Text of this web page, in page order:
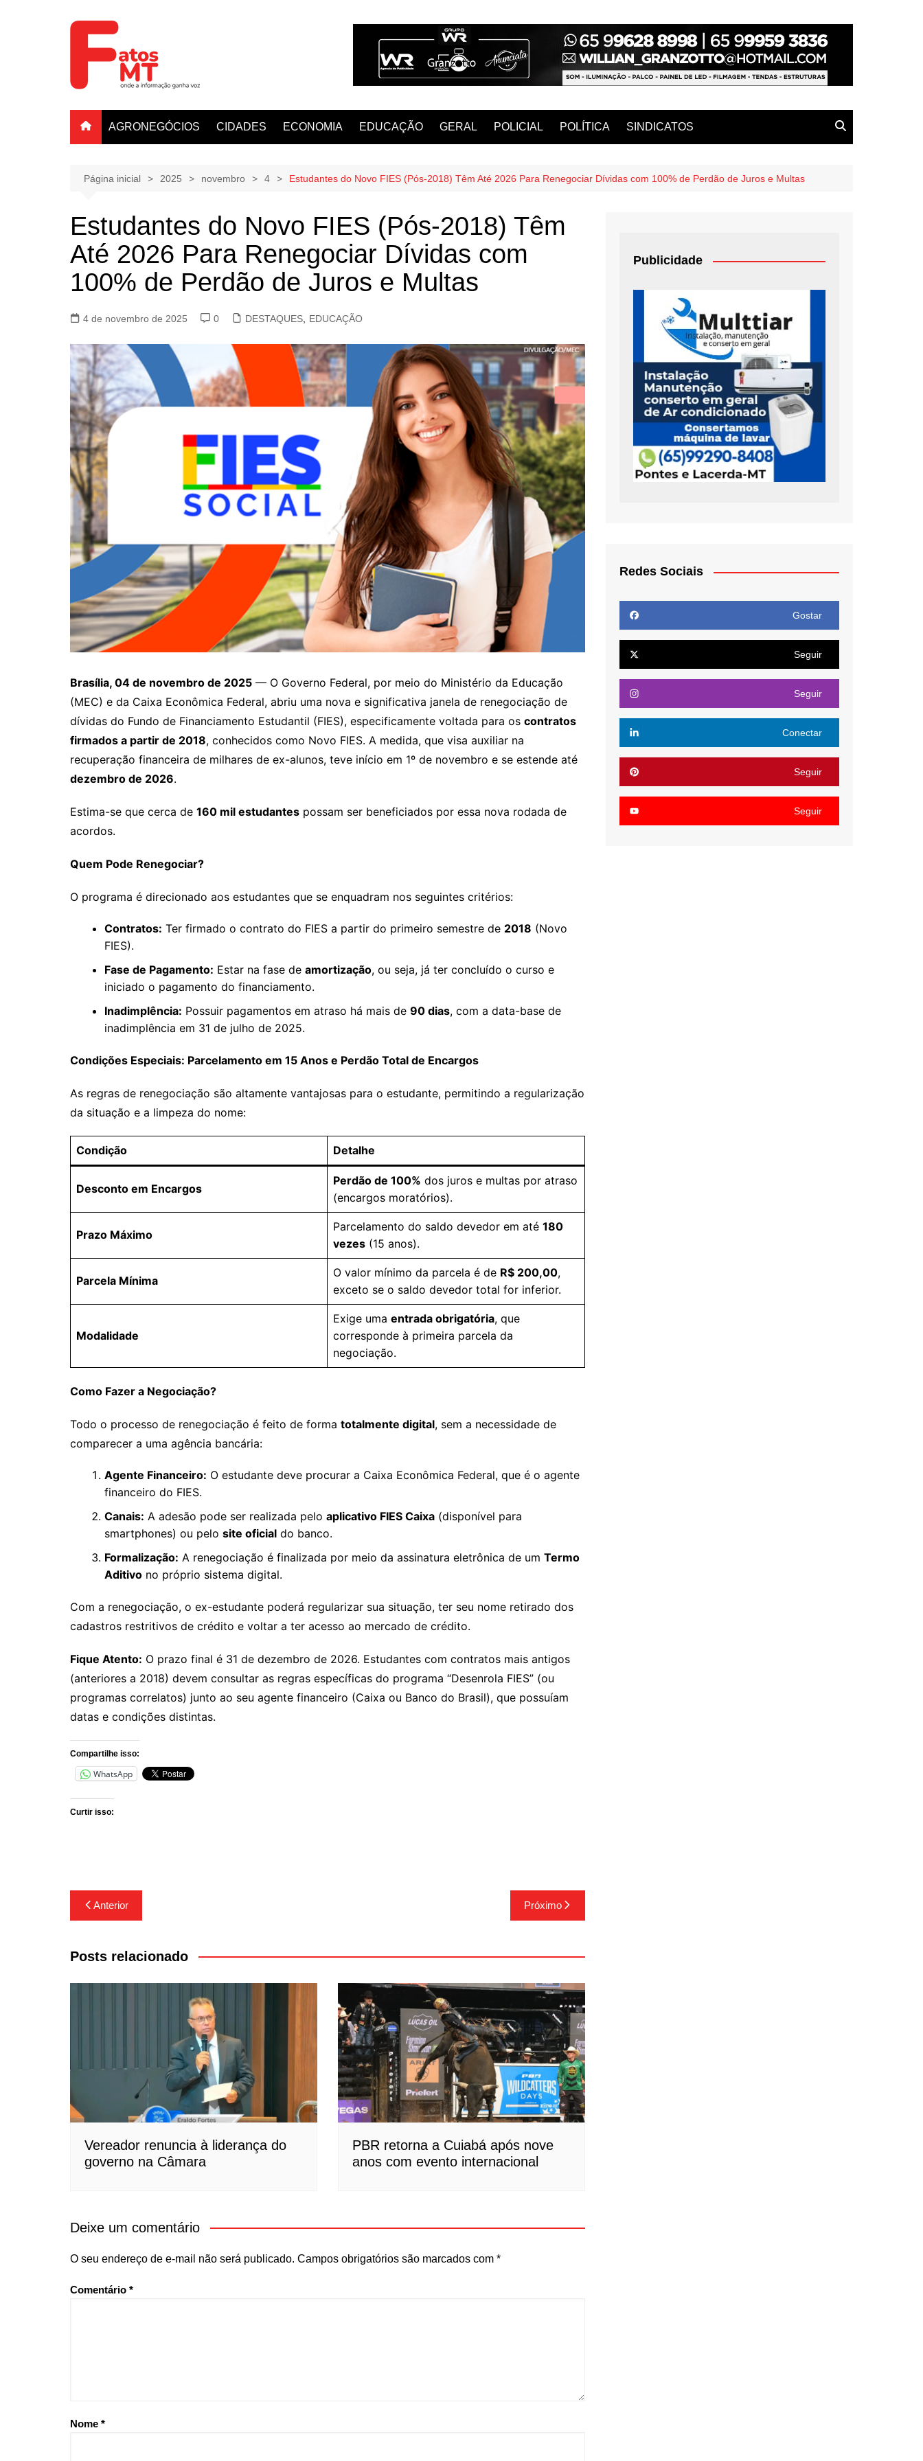
AGRONEGÓCIOS CIDADES ECONOMIA EDUCAÇÃO GERAL POLICIAL POLÍTICA SINDICATOS
Página inicial 2025 novembro 4 Estudantes do Novo FIES (Pós-2018) Têm Até 2026 Para Renegociar Dívidas com 100% de Perdão de Juros e Multas
Estudantes do Novo FIES (Pós-2018) Têm
Até 2026 Para Renegociar Dívidas com
100% de Perdão de Juros e Multas
4 de novembro de 2025 0 DESTAQUES EDUCAÇÃO
Brasília, 04 de novembro de 2025 — O Governo Federal, por meio do Ministério da Educação
(MEC) e da Caixa Econômica Federal, abriu uma nova e significativa janela de renegociação de
dívidas do Fundo de Financiamento Estudantil (FIES), especificamente voltada para os contratos
firmados a partir de 2018, conhecidos como Novo FIES. A medida, que visa auxiliar na
recuperação financeira de milhares de ex-alunos, teve início em 1º de novembro e se estende até
dezembro de 2026.
Estima-se que cerca de 160 mil estudantes possam ser beneficiados por essa nova rodada de
acordos.
Quem Pode Renegociar?
O programa é direcionado aos estudantes que se enquadram nos seguintes critérios:
Contratos: Ter firmado o contrato do FIES a partir do primeiro semestre de 2018 (Novo
FIES).
Fase de Pagamento: Estar na fase de amortização, ou seja, já ter concluído o curso e
iniciado o pagamento do financiamento.
Inadimplência: Possuir pagamentos em atraso há mais de 90 dias, com a data-base de
inadimplência em 31 de julho de 2025.
Condições Especiais: Parcelamento em 15 Anos e Perdão Total de Encargos
As regras de renegociação são altamente vantajosas para o estudante, permitindo a regularização
da situação e a limpeza do nome:
Condição Detalhe
Desconto em Encargos
Perdão de 100% dos juros e multas por atraso
(encargos moratórios).
Prazo Máximo
Parcelamento do saldo devedor em até 180
vezes (15 anos).
Parcela Mínima
O valor mínimo da parcela é de R$ 200,00,
exceto se o saldo devedor total for inferior.
Modalidade
Exige uma entrada obrigatória, que
corresponde à primeira parcela da
negociação.
Como Fazer a Negociação?
Todo o processo de renegociação é feito de forma totalmente digital, sem a necessidade de
comparecer a uma agência bancária:
Agente Financeiro: O estudante deve procurar a Caixa Econômica Federal, que é o agente
financeiro do FIES.
Canais: A adesão pode ser realizada pelo aplicativo FIES Caixa (disponível para
smartphones) ou pelo site oficial do banco.
Formalização: A renegociação é finalizada por meio da assinatura eletrônica de um Termo
Aditivo no próprio sistema digital.
Com a renegociação, o ex-estudante poderá regularizar sua situação, ter seu nome retirado dos
cadastros restritivos de crédito e voltar a ter acesso ao mercado de crédito.
Fique Atento: O prazo final é 31 de dezembro de 2026. Estudantes com contratos mais antigos
(anteriores a 2018) devem consultar as regras específicas do programa “Desenrola FIES” (ou
programas correlatos) junto ao seu agente financeiro (Caixa ou Banco do Brasil), que possuíam
datas e condições distintas.
Compartilhe isso:
WhatsApp
Curtir isso:
Navegação
de
Post
Anterior Próximo
Posts relacionado
Vereador renuncia à liderança do
governo na Câmara
PBR retorna a Cuiabá após nove
anos com evento internacional
Deixe um comentário
O seu endereço de e-mail não será publicado. Campos obrigatórios são marcados com *
Comentário *
Nome *
Publicidade
Redes Sociais
Gostar
Seguir
Seguir
Conectar
Seguir
Seguir